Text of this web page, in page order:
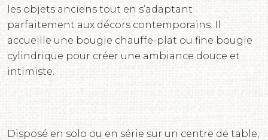
les objets anciens tout en s’adaptant
parfaitement aux décors contemporains. Il
accueille une bougie chauffe-plat ou fine bougie
cylindrique pour créer une ambiance douce et
intimiste.
Disposé en solo ou en série sur un centre de table,